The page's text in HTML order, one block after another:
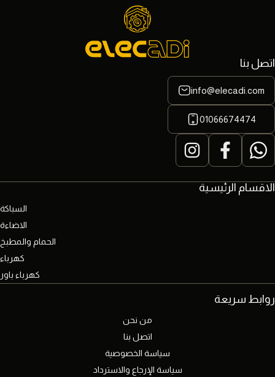
الاقسام الرئيسية
السباكة
الاضاءة
الحمام والمطبخ
كهرباء
كهرباء باور
اتصل بنا
info@elecadi.com
01066674474
روابط سريعة
من نحن
اتصل بنا
سياسة الخصوصية
سياسة الإرجاع والاسترداد